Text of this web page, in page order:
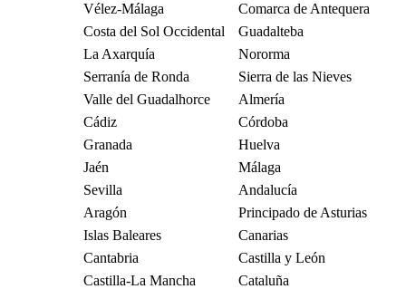
Vélez-Málaga
Comarca de Antequera
Costa del Sol Occidental
Guadalteba
La Axarquía
Nororma
Serranía de Ronda
Sierra de las Nieves
Valle del Guadalhorce
Almería
Cádiz
Córdoba
Granada
Huelva
Jaén
Málaga
Sevilla
Andalucía
Aragón
Principado de Asturias
Islas Baleares
Canarias
Cantabria
Castilla y León
Castilla-La Mancha
Cataluña